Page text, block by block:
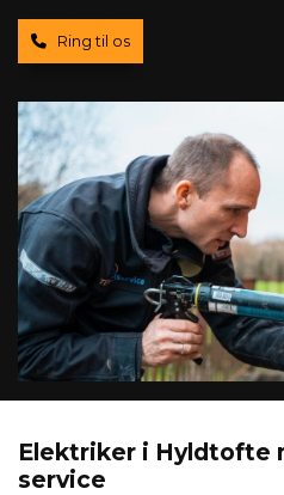
Ring til os
Elektriker i Hyldtofte
service